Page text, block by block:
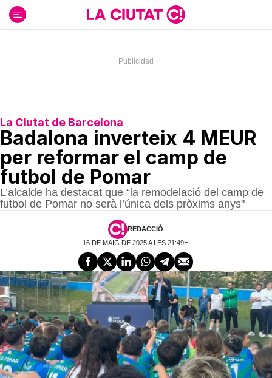
contenido
La Ciutat de Barcelona
Badalona inverteix 4 MEUR
per reformar el camp de
futbol de Pomar
L’alcalde ha destacat que “la remodelació del camp de
futbol de Pomar no serà l’única dels pròxims anys"
REDACCIÓ
16 DE MAIG DE 2025 A LES 21:49H